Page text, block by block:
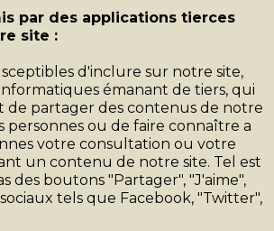
par des applications tierces
site :
d'inclure sur notre site,
émanant de tiers, qui
partager des contenus de notre
personnes ou de faire connaître a
votre consultation ou votre
un contenu de notre site. Tel est
des boutons "Partager", "J'aime",
tels que Facebook, "Twitter",